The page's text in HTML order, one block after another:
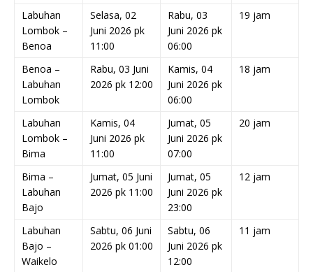
Labuhan
Lombok –
Benoa
Selasa, 02
Juni 2026 pk
11:00
Rabu, 03
Juni 2026 pk
06:00
19 jam
Benoa –
Labuhan
Lombok
Rabu, 03 Juni
2026 pk 12:00
Kamis, 04
Juni 2026 pk
06:00
18 jam
Labuhan
Lombok –
Bima
Kamis, 04
Juni 2026 pk
11:00
Jumat, 05
Juni 2026 pk
07:00
20 jam
Bima –
Labuhan
Bajo
Jumat, 05 Juni
2026 pk 11:00
Jumat, 05
Juni 2026 pk
23:00
12 jam
Labuhan
Bajo –
Waikelo
Sabtu, 06 Juni
2026 pk 01:00
Sabtu, 06
Juni 2026 pk
12:00
11 jam